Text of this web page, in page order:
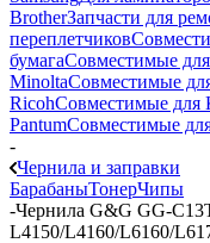
BrotherЗапчасти для
переплетчиков
бумагаСовместимые
MinoltaСовместимые
RicohСовместимые для
PantumСовместимые
-
Чернила и заправки
БарабаныТонерЧипы
-Чернила G&G GG-
L4150/L4160/L6160/